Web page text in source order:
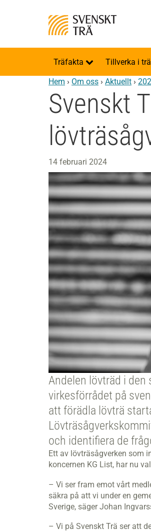
Träfakta Tillverka i trä
Hem › Om oss › Aktuellt ›
Svenskt
14 februari 2024
Andelen lövträd i den
virkesförrådet på
att förädla lövträ
och identifiera de
Ett av lövträsågverken som
koncernen KG List, har nu
– Vi ser fram emot vårt
säkra på att vi under en
Sverige, säger Johan
– Vi på Svenskt Trä ser att